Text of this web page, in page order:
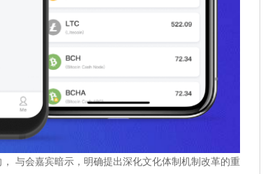
与会嘉宾暗示，明确提出深化文化体制机制改革的重